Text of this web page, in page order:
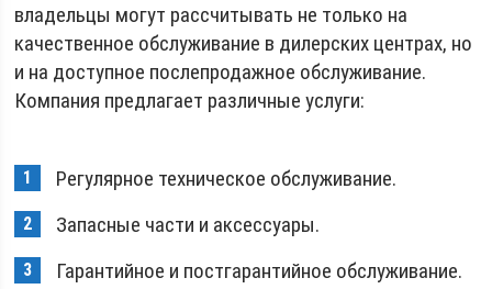
владельцы могут рассчитывать не только на
качественное обслуживание в дилерских центрах, но
и на доступное послепродажное обслуживание.
Компания предлагает различные услуги:
Регулярное техническое обслуживание.
Запасные части и аксессуары.
Гарантийное и постгарантийное обслуживание.